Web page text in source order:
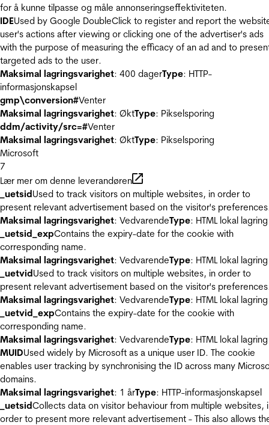
for å kunne tilpasse og måle annonseringseffektiviteten.
IDEUsed by Google DoubleClick to register and report the
user's actions after viewing or clicking one of the advertiser's ads
with the purpose of measuring the efficacy of an ad and to
targeted ads to the user.
Maksimal lagringsvarighet: 400 dagerType: HTTP-
informasjonskapsel
gmp\conversion#Venter
Maksimal lagringsvarighet: ØktType: Pikselsporing
ddm/activity/src=#Venter
Maksimal lagringsvarighet: ØktType: Pikselsporing
Microsoft
7
Lær mer om denne leverandøren
_uetsidUsed to track visitors on multiple websites, in order to
present relevant advertisement based on the visitor's
Maksimal lagringsvarighet: VedvarendeType: HTML lokal lagring
_uetsid_expContains the expiry-date for the cookie with
corresponding name.
Maksimal lagringsvarighet: VedvarendeType: HTML lokal lagring
_uetvidUsed to track visitors on multiple websites, in order to
present relevant advertisement based on the visitor's
Maksimal lagringsvarighet: VedvarendeType: HTML lokal lagring
_uetvid_expContains the expiry-date for the cookie with
corresponding name.
Maksimal lagringsvarighet: VedvarendeType: HTML lokal lagring
MUIDUsed widely by Microsoft as a unique user ID. The cookie
enables user tracking by synchronising the ID across many
domains.
Maksimal lagringsvarighet: 1 årType: HTTP-informasjonskapsel
_uetsidCollects data on visitor behaviour from multiple websites,
order to present more relevant advertisement - This also allows